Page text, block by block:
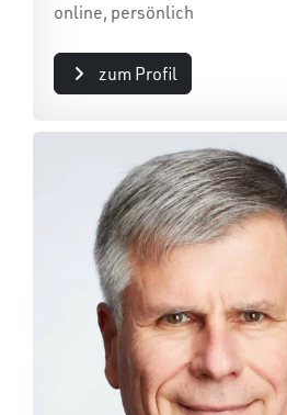
online, persönlich
zum Profil